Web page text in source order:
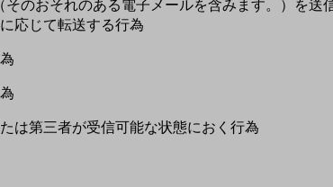
のおそれのある電子メールを含みます。）を送
応じて転送する行為
は第三者が受信可能な状態におく行為